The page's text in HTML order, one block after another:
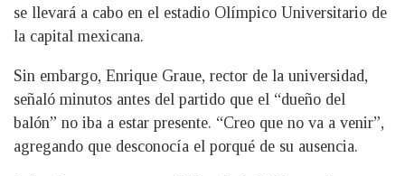
se llevará a cabo en el estadio Olímpico Universitario de
la capital mexicana.
Sin embargo, Enrique Graue, rector de la universidad,
señaló minutos antes del partido que el “dueño del
balón” no iba a estar presente. “Creo que no va a venir”,
agregando que desconocía el porqué de su ausencia.